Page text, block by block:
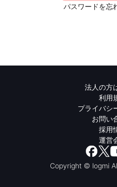
パスワードを忘
法人の方
利用
プライバシ
お問い
採用
運営
Copyright © logmi